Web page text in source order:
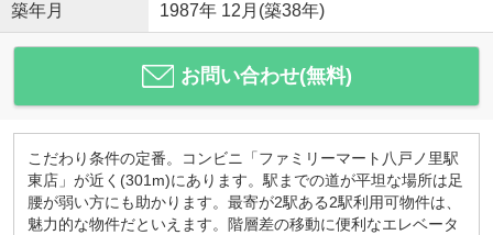
築年月 1987年 12月(築38年)
お問い合わせ(無料)
こだわり条件の定番。コンビニ「ファミリーマート八戸ノ里駅
東店」が近く(301m)にあります。駅までの道が平坦な場所は足
腰が弱い方にも助かります。最寄が2駅ある2駅利用可物件は、
魅力的な物件だといえます。階層差の移動に便利なエレベータ